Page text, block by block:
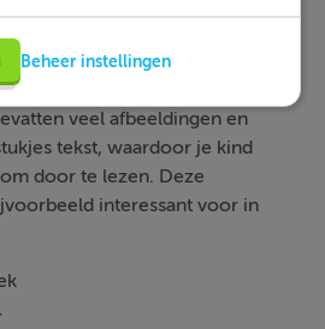
er een veel leukere manier
te lezen, namelijk
veel afbeeldingen en
tekst, waardoor je kind
door te lezen. Deze
interessant voor in
Beheer instellingen